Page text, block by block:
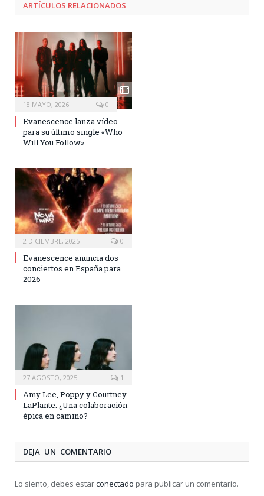
ARTÍCULOS RELACIONADOS
18 MAYO, 2026 0
Evanescence lanza vídeo
para su último single «Who
Will You Follow»
2 DICIEMBRE, 2025 0
Evanescence anuncia dos
conciertos en España para
2026
27 AGOSTO, 2025 1
Amy Lee, Poppy y Courtney
LaPlante: ¿Una colaboración
épica en camino?
DEJA UN COMENTARIO
Lo siento, debes estarconectado para publicar un comentario.